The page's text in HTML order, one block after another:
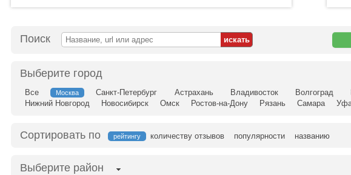
Поиск
Выберите город
Все Москва Санкт-Петербург Астрахань Владивосток Волгоград
Нижний Новгород
Новосибирск Омск Ростов-на-Дону Рязань Самара
Сортировать по рейтингу количеству отзывов популярности названию
Выберите район